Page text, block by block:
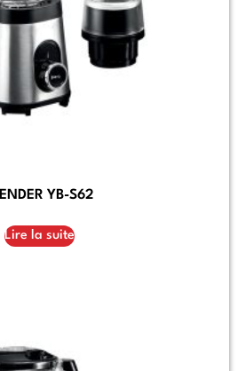
YB-S62
Lire la suite